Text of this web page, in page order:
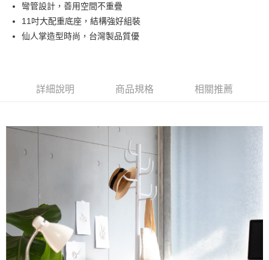
ATM付款
運送方式
彎管設計，善用空間不重疊
11吋大配重底座，結構強好組裝
仙人掌造型時尚，台灣製品質優
詳細說明 商品規格 相關推薦